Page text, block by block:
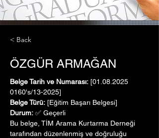
< Back
ÖZGÜR ARMAĞAN
Belge Tarih ve Numarası: [01.08.2025
0160's/13-2025]
Belge Türü: [Eğitim Başarı Belgesi]
Durum: ✅ Geçerli
Bu belge, TİM Arama Kurtarma Derneği
tarafından düzenlenmiş ve doğruluğu